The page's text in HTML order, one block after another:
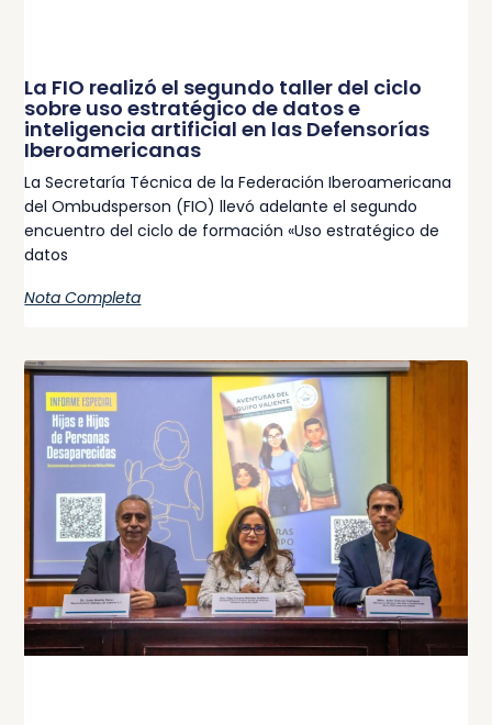
La FIO realizó el segundo taller del ciclo
sobre uso estratégico de datos e
inteligencia artificial en las Defensorías
Iberoamericanas
La Secretaría Técnica de la Federación Iberoamericana
del Ombudsperson (FIO) llevó adelante el segundo
encuentro del ciclo de formación «Uso estratégico de
datos
Nota Completa